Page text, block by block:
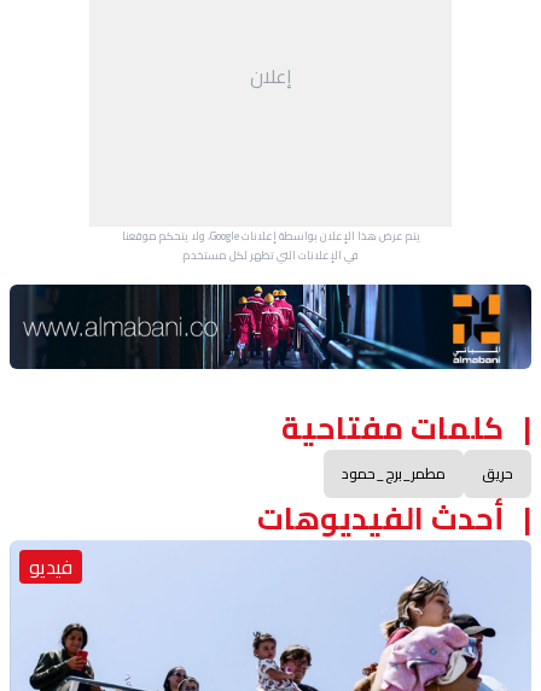
إعلان
يتم عرض هذا الإعلان بواسطة إعلانات Google، ولا يتحكم موقعنا
في الإعلانات التي تظهر لكل مستخدم.
Advertisement Section
كلمات مفتاحية
حريق مطمر_برج_حمود
أحدث الفيديوهات
فيديو